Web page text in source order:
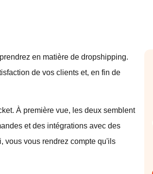
en matière de dropshipping.
de vos clients et, en fin de
À première vue, les deux semblent
et des intégrations avec des
vous vous rendrez compte qu'ils